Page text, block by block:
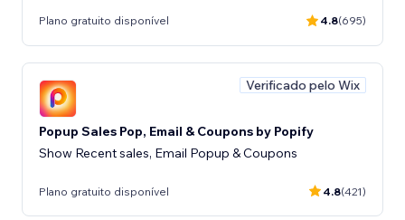
Plano gratuito disponível 4.8(695)
Verificado pelo Wix
Popup Sales Pop, Email & Coupons by Popify
Show Recent sales, Email Popup & Coupons
Plano gratuito disponível 4.8(421)